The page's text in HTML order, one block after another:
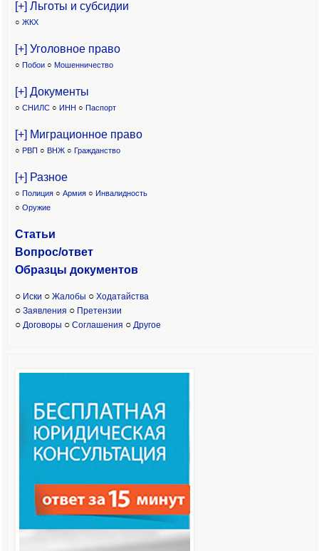
[+] Льготы и субсидии
○ ЖКХ
[+] Уголовное право
○ Побои ○ Мошенничество
[+] Документы
○ СНИЛС ○ ИНН ○ Паспорт
[+] Миграционное право
○ РВП ○ ВНЖ ○ Гражданство
[+] Разное
○ Полиция ○ Армия ○ Инвалидность
○ Оружие
Статьи
Вопрос/ответ
Образцы документов
○ Иски ○ Жалобы ○ Ходатайства
○ Заявления ○ Претензии
○ Договоры ○ Соглашения ○ Другое